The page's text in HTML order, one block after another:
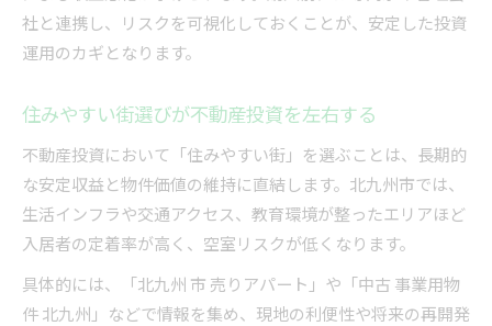
社と連携し、リスクを可視化しておくことが、安定した投資
運用のカギとなります。
住みやすい街選びが不動産投資を左右する
不動産投資において「住みやすい街」を選ぶことは、長期的
な安定収益と物件価値の維持に直結します。北九州市では、
生活インフラや交通アクセス、教育環境が整ったエリアほど
入居者の定着率が高く、空室リスクが低くなります。
具体的には、「北九州 市 売りアパート」や「中古 事業用物
件 北九州」などで情報を集め、現地の利便性や将来の再開発